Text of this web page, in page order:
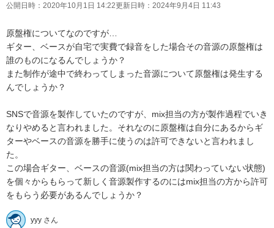
公開日時： 2020年10月1日 14:22更新日時： 2024年9月4日 11:43
原盤権についてなのですが…
ギター、ベースが自宅で実費で録音をした場合その音源の原盤権は
誰のものになるんでしょうか？
また制作が途中で終わってしまった音源について原盤権は発生する
んでしょうか？
SNSで音源を製作していたのですが、mix担当の方が製作過程でいき
なりやめると言われました。それなのに原盤権は自分にあるからギ
ターやベースの音源を勝手に使うのは許可できないと言われまし
た。
この場合ギター、ベースの音源(mix担当の方は関わっていない状態)
を個々からもらって新しく音源製作するのにはmix担当の方から許可
をもらう必要があるんでしょうか？
yyy さん